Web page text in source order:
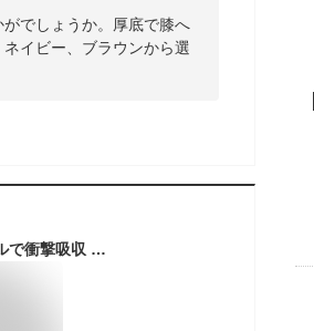
でしょうか。厚底で膝へ
イビー、ブラウンから選
サンダル メンズ レディース [ 4cmの厚底ソールで衝撃吸収 足長効果 超軽量のEVA素材 歩きやすい ] さんだる スポーツサンダル おしゃれ 人気 アウトドア キャンプ つっかけ ビーチサンダル びーちさんだる コンフォートサンダル スポーツさんだる LAD WEATHER ラドウェザー